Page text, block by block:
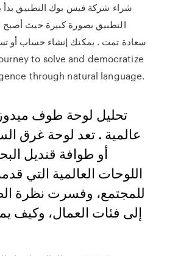
شراء شركة فيس بوك التطبيق بدأ
التطبيق بصورة كبيرة حيث
سعادة تمت . يمكنك إنشاء حساب أو
through natural language.
عالمية . تعد لوحة غرق
أو طوافة قنديل
اللوحات العالمية التي
للمجتمع، وفسرت نظرة
إلى فئات العمال، وكيف